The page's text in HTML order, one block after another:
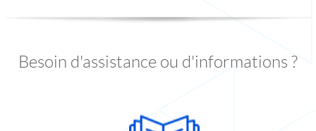
Besoin d'assistance ou d'informations ?